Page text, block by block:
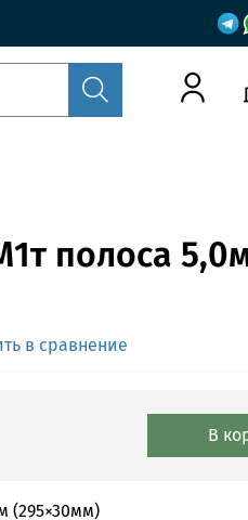
полоса
в сравнение
В
(295×30мм)